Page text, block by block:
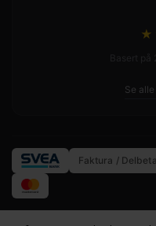
Se
Faktura /